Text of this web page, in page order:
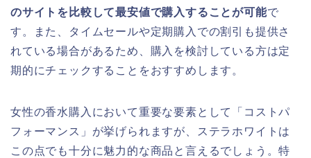
のサイトを比較して最安値で購入することが可能で
す。また、タイムセールや定期購入での割引も提供さ
れている場合があるため、購入を検討している方は定
期的にチェックすることをおすすめします。
女性の香水購入において重要な要素として「コストパ
フォーマンス」が挙げられますが、ステラホワイトは
この点でも十分に魅力的な商品と言えるでしょう。特